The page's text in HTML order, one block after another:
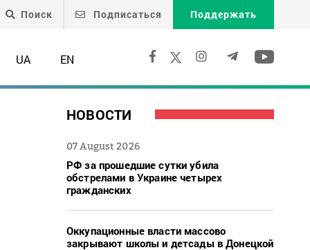
Поиск Подписаться Поддержать
UA EN
НОВОСТИ
07 August 2026
РФ за прошедшие сутки убила
обстрелами в Украине четырех
гражданских
Оккупационные власти массово
закрывают школы и детсады в Донецкой